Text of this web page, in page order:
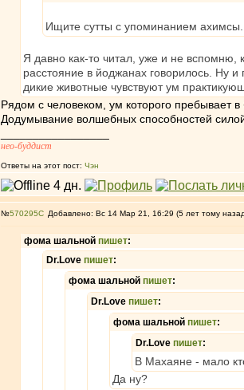
Ищите сутты с упоминанием
Я давно как-то читал, уже и не
расстояние в йоджанах говорилось. Ну
дикие животные чувствуют ум
Рядом с человеком, ум которого пребывает
Додумывание волшебных способностей
нео-буддист
Ответы на этот пост: Чэн
№570295 Добавлено: Вс 14 Мар 21, 16:29 (5 лет тому
фома шальной пишет:
Dr.Love пишет:
фома шальной пишет:
Dr.Love пишет:
фома шальной пишет:
Dr.Love пишет:
В Махаяне - мало
Да ну?